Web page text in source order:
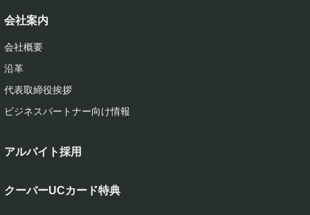
会社案内
会社概要
沿革
代表取締役挨拶
ビジネスパートナー向け情報
アルバイト採用
クーバーUCカード特典